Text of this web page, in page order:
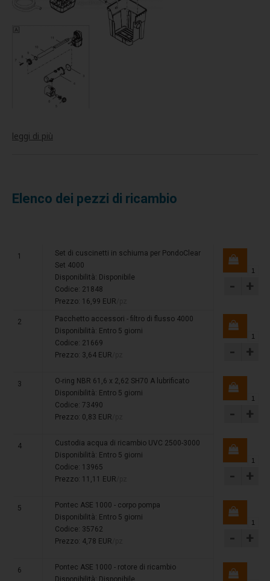
leggi di più
Elenco dei pezzi di ricambio
1
Set di cuscinetti in schiuma per PondoClear
Set 4000
Disponibilità: Disponibile
Codice: 21848
Prezzo: 16,99 EUR
- +
2
Pacchetto accessori - filtro di flusso 4000
Disponibilità: Entro 5 giorni
Codice: 21669
Prezzo: 3,64 EUR
- +
3
O-ring NBR 61,6 x 2,62 SH70 A lubrificato
Disponibilità: Entro 5 giorni
Codice: 73490
Prezzo: 0,83 EUR
- +
4
Custodia acqua di ricambio UVC 2500-3000
Disponibilità: Entro 5 giorni
Codice: 13965
Prezzo: 11,11 EUR
- +
5
Pontec ASE 1000 - corpo pompa
Disponibilità: Entro 5 giorni
Codice: 35762
Prezzo: 4,78 EUR
- +
6
Pontec ASE 1000 - rotore di ricambio